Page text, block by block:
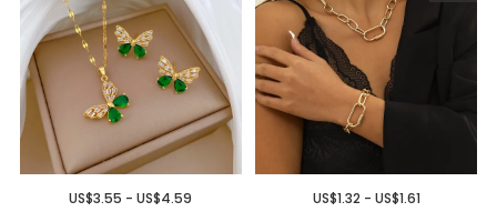
US$3.55 - US$4.59 US$1.32 - US$1.61